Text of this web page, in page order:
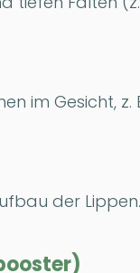
im Gesicht,
der Lippen.